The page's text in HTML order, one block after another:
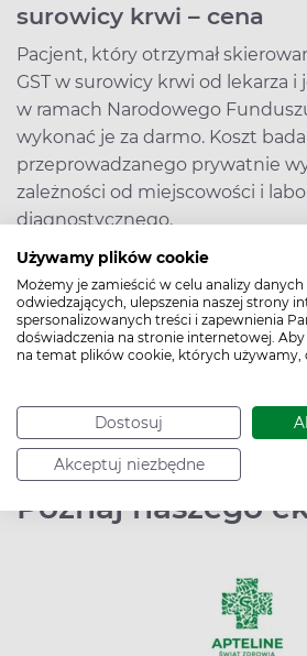
Używamy plików cookie
Możemy je zamieścić w celu analizy
odwiedzających, ulepszenia naszej strony
spersonalizowanych treści i zapewnienia
doświadczenia na stronie internetowej.
na temat plików cookie, których używamy,
Dostosuj
Akceptuj niezbędne
surowicy krwi – cena
Pacjent, który otrzymał
GST w surowicy krwi od lekarza
w ramach Narodowego
wykonać je za darmo. Koszt
przeprowadzanego prywatnie
zależności od miejscowości i
diagnostycznego.
>> Mocznik - na czym polega
Przygotowanie i interpretacja
Data dodania: 21.05.2023
Poznaj naszego